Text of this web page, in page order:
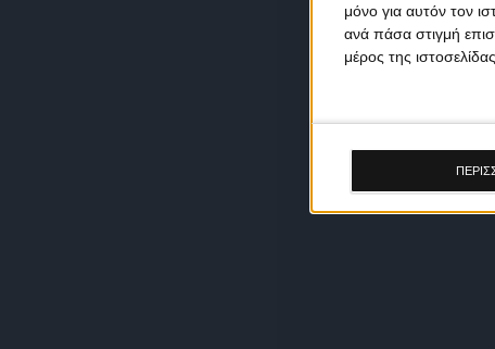
μόνο για αυτόν τον
ανά πάσα στιγμή
μέρος της ιστοσελίδας.